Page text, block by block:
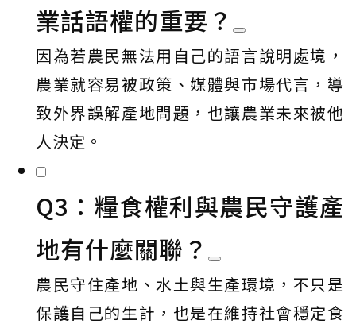
業話語權的重要？
因為若農民無法用自己的語言說明處境，
農業就容易被政策、媒體與市場代言，導
致外界誤解產地問題，也讓農業未來被他
人決定。
Q3：糧食權利與農民守護產
地有什麼關聯？
農民守住產地、水土與生產環境，不只是
保護自己的生計，也是在維持社會穩定食